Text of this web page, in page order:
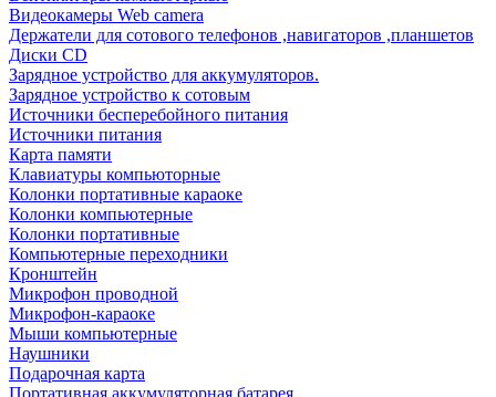
Видеокамеры Web camera
Держатели для сотового телефонов ,навигаторов ,планшетов
Диски CD
Зарядное устройство для аккумуляторов.
Зарядное устройство к сотовым
Источники бесперебойного питания
Источники питания
Карта памяти
Клавиатуры компьюторные
Колонки портативные караоке
Колонки компьютерные
Колонки портативные
Компьютерные переходники
Кронштейн
Микрофон проводной
Микрофон-караоке
Мыши компьютерные
Наушники
Подарочная карта
Портативная аккумуляторная батарея